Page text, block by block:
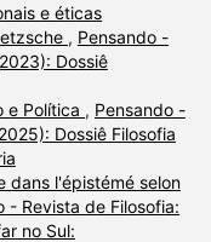
e éticas
, Pensando -
Dossiê
e Política , Pensando -
Dossiê Filosofia
dans l'épistémé selon
- Revista de Filosofia:
no Sul: